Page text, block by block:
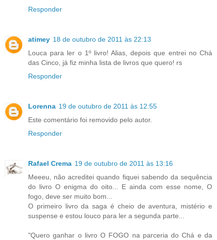
Responder
atimey 18 de outubro de 2011 às 22:13
Louca para ler o 1º livro! Alias, depois que entrei no Chá
das Cinco, já fiz minha lista de livros que quero! rs
Responder
Lorenna 19 de outubro de 2011 às 12:55
Este comentário foi removido pelo autor.
Responder
Rafael Crema 19 de outubro de 2011 às 13:16
Meeeu, não acreditei quando fiquei sabendo da sequência
do livro O enigma do oito... E ainda com esse nome, O
fogo, deve ser muito bom...
O primeiro livro da saga é cheio de aventura, mistério e
suspense e estou louco para ler a segunda parte...
"Quero ganhar o livro O FOGO na parceria do Chá e da